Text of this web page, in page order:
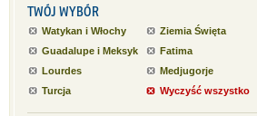
TWÓJ WYBÓR
Watykan i Włochy
Ziemia Święta
Guadalupe i Meksyk
Fatima
Lourdes
Medjugorje
Turcja
Wyczyść wszystko